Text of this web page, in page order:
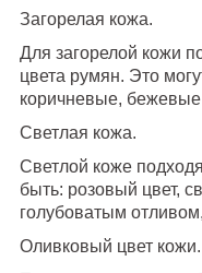
Загорелая кожа.
Для загорелой кожи
цвета румян. Это
коричневые,
Светлая кожа.
Светлой коже
быть: розовый цвет,
голубоватым
Оливковый цвет кожи.